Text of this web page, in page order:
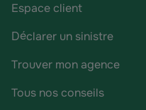
Espace client
Déclarer un sinistre
Trouver mon agence
Tous nos conseils